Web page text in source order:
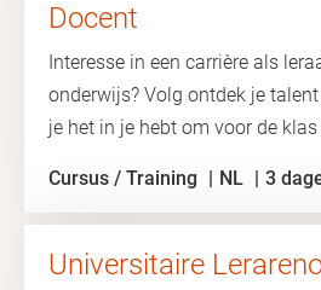
Docent
Interesse in een carrière als
onderwijs? Volg ontdek je
je het in je hebt om voor de
Cursus / Training NL 3
Universitaire